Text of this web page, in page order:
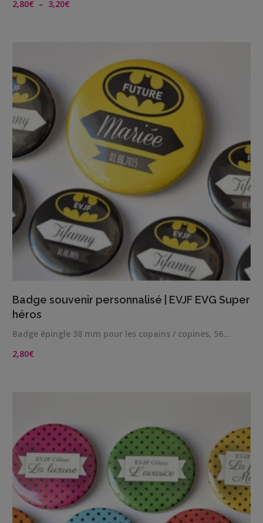
2,80€ – 3,20€
3,20€
Badge souvenir personnalisé | EVJF EVG Super
héros
Badge épingle 38 mm pour les copains / copines, 56…
2,80€